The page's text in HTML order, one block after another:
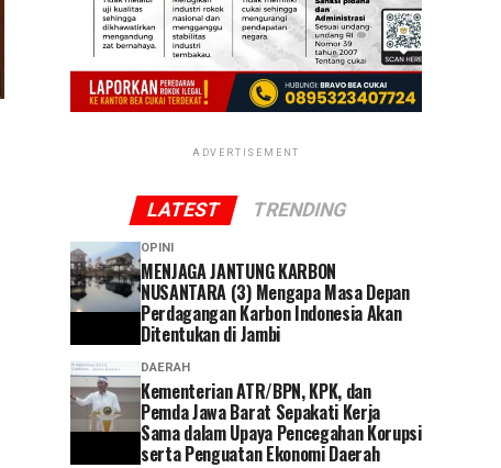
ADVERTISEMENT
LATEST TRENDING
OPINI
MENJAGA JANTUNG KARBON
NUSANTARA (3) Mengapa Masa Depan
Perdagangan Karbon Indonesia Akan
Ditentukan di Jambi
DAERAH
Kementerian ATR/BPN, KPK, dan
Pemda Jawa Barat Sepakati Kerja
Sama dalam Upaya Pencegahan Korupsi
serta Penguatan Ekonomi Daerah